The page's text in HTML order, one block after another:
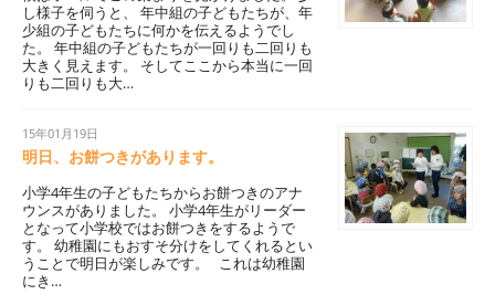
し様子を伺うと、 年中組の子どもたちが、年
少組の子どもたちに何かを伝えるようでし
た。 年中組の子どもたちが一回りも二回りも
大きく見えます。 そしてここから本当に一回
りも二回りも大…
15年01月19日
明日、お餅つきがあります。
小学4年生の子どもたちからお餅つきのアナ
ウンスがありました。 小学4年生がリーダー
となって小学校ではお餅つきをするようで
す。 幼稚園にもおすそ分けをしてくれるとい
うことで明日が楽しみです。 これは幼稚園
にき…